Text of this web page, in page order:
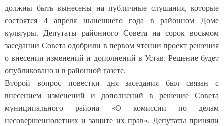
должны быть вынесены на публичные слушания, которые
состоятся 4 апреля нынешнего года в районном Доме
культуры. Депутаты районного Совета на сорок восьмом
заседании Совета одобрили в первом чтении проект решения
о внесении изменений и дополнений в Устав. Решение будет
опубликовано и в районной газете.
Второй вопрос повестки дня заседания был связан с
внесением изменений и дополнений в решение Совета
муниципального района «О комиссии по делам
несовершеннолетних и защите их прав». Депутаты приняли